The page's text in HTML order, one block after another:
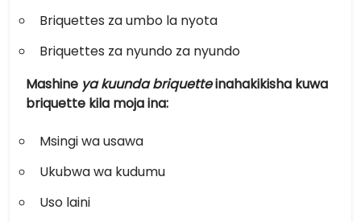
Briquettes za umbo la nyota
Briquettes za nyundo za nyundo
Mashine ya kuunda briquetteinahakikisha kuwa
briquette kila moja ina:
Msingi wa usawa
Ukubwa wa kudumu
Uso laini